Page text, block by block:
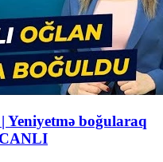
Yeniyetmə boğularaq